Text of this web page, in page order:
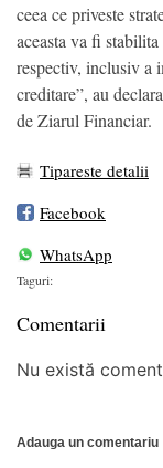
ceea ce priveste
aceasta va fi
respectiv, inclusiv a
creditare”, au
de Ziarul Financiar.
Tipareste detalii
Facebook
WhatsApp
Taguri:
Comentarii
Nu există
Adauga un comentariu